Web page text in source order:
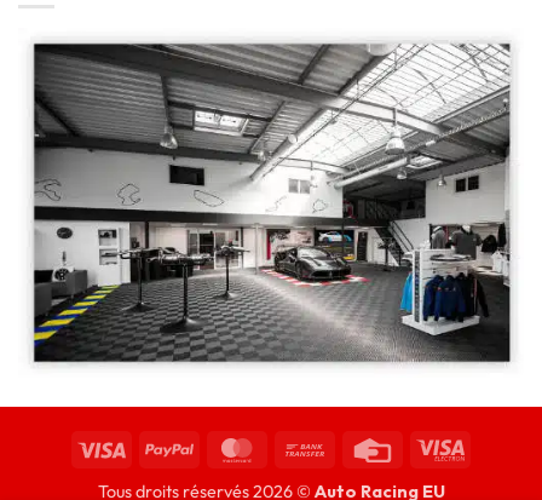
Tous droits réservés 2026 © Auto Racing EU